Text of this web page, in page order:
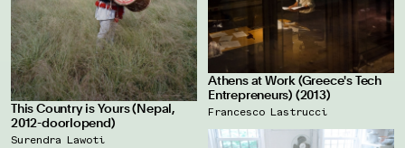
Athens at Work (Greece's Tech
Entrepreneurs) (2013)
Francesco Lastrucci
This Country is Yours (Nepal,
2012-doorlopend)
Surendra Lawoti